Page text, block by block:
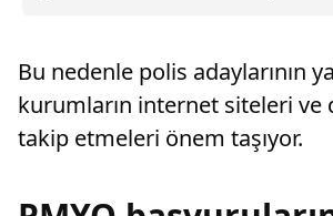
Bu nedenle polis adaylarının
kurumların internet siteleri ve
takip etmeleri önem taşıyor.